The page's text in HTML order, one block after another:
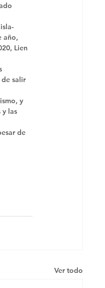
año,
Lien
de salir
y
y las
de
Ver todo